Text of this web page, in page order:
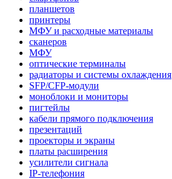
планшетов
принтеры
МФУ и расходные материалы
сканеров
МФУ
оптические терминалы
радиаторы и системы охлаждения
SFP/CFP-модули
моноблоки и мониторы
пигтейлы
кабели прямого подключения
презентаций
проекторы и экраны
платы расширения
усилители сигнала
IP-телефония